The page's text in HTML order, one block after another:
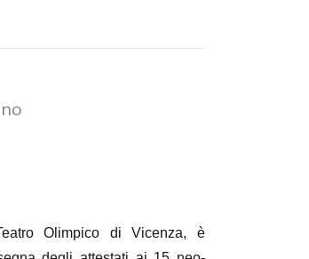
Olimpico di Vicenza, è